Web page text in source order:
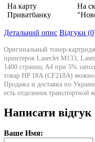
На карту
Приватбанку
На
Детальний опис Відгуки
Оригинальный тонер-
принтеров LaserJet M133,
1400 страниц А4 при 5%
товар HP 18A (CF218A) можно
Продажа и доставка по
есть отделения транспортной
Написати відгук
Ваше Имя: